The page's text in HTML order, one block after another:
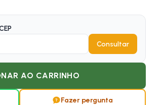
Consultar
AO CARRINHO
Fazer pergunta